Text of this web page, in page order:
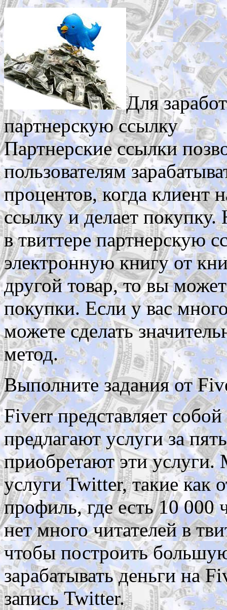
Для
партнерскую ссылку
Партнерские ссылки
пользователям
процентов, когда клиент
ссылку и делает
в твиттере партнерскую
электронную книгу от
другой товар, то вы
покупки. Если у вас
можете сделать
метод.
Выполните задания от
Fiverr представляет
предлагают услуги за
приобретают эти
услуги Twitter, такие как
профиль, где есть 10 000
нет много читателей в
чтобы построить
зарабатывать деньги на
запись Twitter.